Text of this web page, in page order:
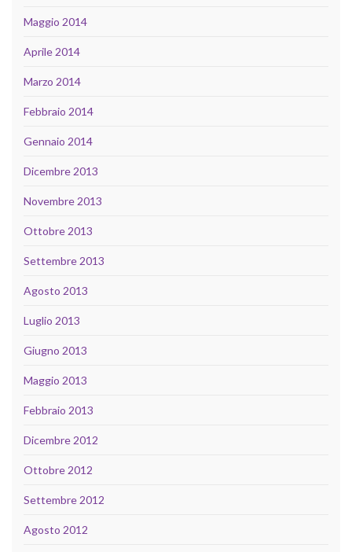
Maggio 2014
Aprile 2014
Marzo 2014
Febbraio 2014
Gennaio 2014
Dicembre 2013
Novembre 2013
Ottobre 2013
Settembre 2013
Agosto 2013
Luglio 2013
Giugno 2013
Maggio 2013
Febbraio 2013
Dicembre 2012
Ottobre 2012
Settembre 2012
Agosto 2012